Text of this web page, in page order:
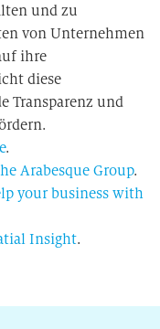
und zu
von Unternehmen
ihre
diese
Transparenz und
.
Arabesque Group.
your business with
Insight.